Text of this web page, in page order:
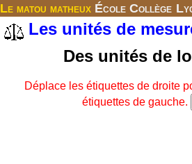
Le matou matheux École Collège
Les unités de
Des unités de
Déplace les étiquettes de droite
étiquettes de gauche.